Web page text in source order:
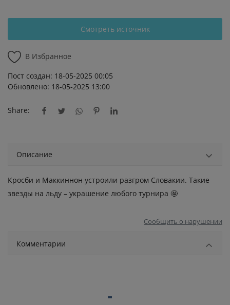
Смотреть источник
В Избранное
Пост создан: 18-05-2025 00:05
Обновлено: 18-05-2025 13:00
Share:
Описание
Кросби и Маккиннон устроили разгром Словакии. Такие
звезды на льду – украшение любого турнира 🤩
Сообщить о нарушении
Комментарии